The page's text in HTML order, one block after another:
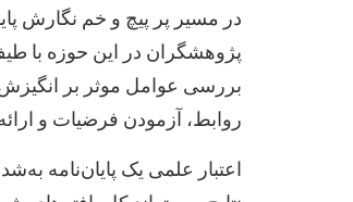
در مسیر پر پیچ و خم نگارش
پژوهشگران در این حوزه با
بررسی عوامل موثر بر انگیزش
روابط، آزمودن فرضیات و
اعتبار علمی یک پایان‌نامه